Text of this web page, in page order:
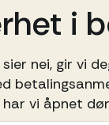
i
nei, gir vi
har vi åpnet